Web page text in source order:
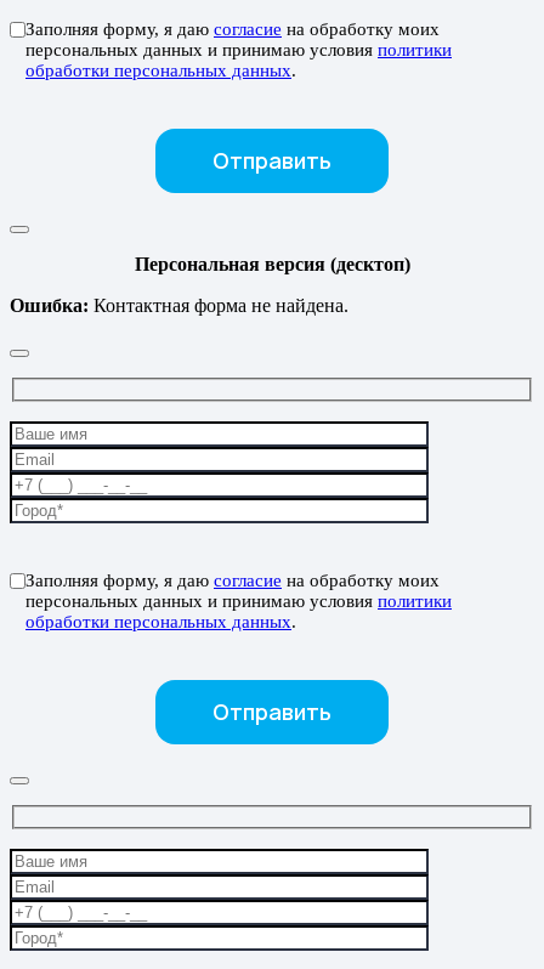
Заполняя форму, я даю согласие на обработку моих
персональных данных и принимаю условия политики
обработки персональных данных.
Персональная версия (десктоп)
Ошибка: Контактная форма не найдена.
Заполняя форму, я даю согласие на обработку моих
персональных данных и принимаю условия политики
обработки персональных данных.